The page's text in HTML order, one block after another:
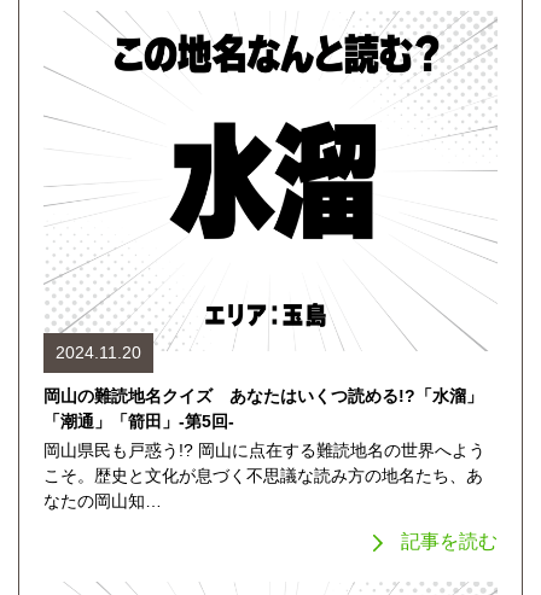
2024.11.20
岡山の難読地名クイズ あなたはいくつ読める!?「水溜」
「潮通」「箭田」-第5回-
岡山県民も戸惑う!? 岡山に点在する難読地名の世界へよう
こそ。歴史と文化が息づく不思議な読み方の地名たち、あ
なたの岡山知…
記事を読む